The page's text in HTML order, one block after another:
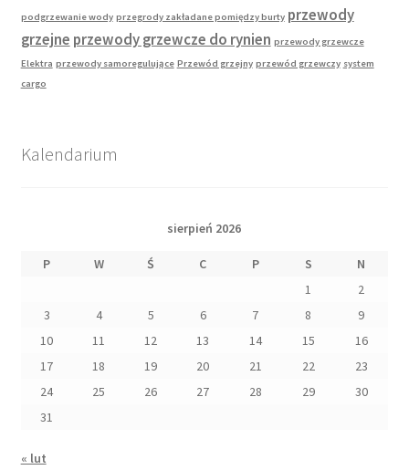
podgrzewanie wody przegrody zakładane pomiędzy burty przewody
grzejne przewody grzewcze do rynien przewody grzewcze
Elektra przewody samoregulujące Przewód grzejny przewód grzewczy system
cargo
Kalendarium
sierpień 2026
P W Ś C P S
N
1
2
3
4 5 6 7 8
9
10
11 12 13 14 15
16
17
18 19 20 21 22
23
24
25 26 27 28 29
30
31
« lut